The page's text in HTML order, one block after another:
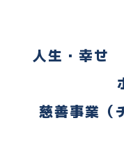
人生・幸せ
慈善事業（